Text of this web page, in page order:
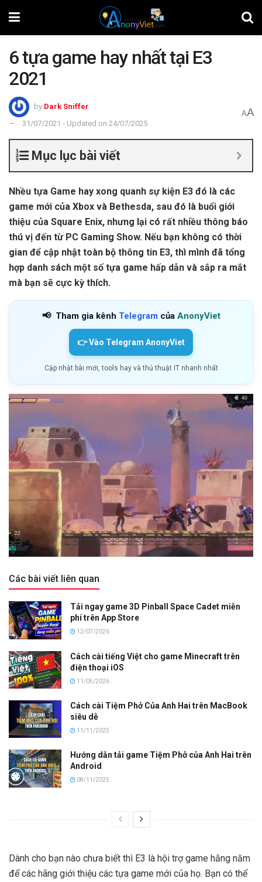
6 tựa game hay nhất tại E3
2021
by Dark Sniffer
31/07/2021 - Updated on 24/07/2025
AA
Mục lục bài viết
Nhều tựa Game hay xong quanh sự kiện E3 đó là các
game mới của Xbox và Bethesda, sau đó là buổi giới
thiệu của Square Enix, nhưng lại có rất nhiều thông báo
thú vị đến từ PC Gaming Show. Nếu bạn không có thời
gian để cập nhật toàn bộ thông tin E3, thì mình đã tổng
hợp danh sách một số tựa game hấp dẫn và sắp ra mắt
mà bạn sẽ cực kỳ thích.
📢 Tham gia kênh Telegram của AnonyViet
👉 Vào Telegram AnonyViet
Cập nhật bài mới, tools hay và thủ thuật IT nhanh nhất
Các bài viết liên quan
Tải ngay game 3D Pinball Space Cadet miễn
phí trên App Store
12/07/2026
Cách cài tiếng Việt cho game Minecraft trên
điện thoại iOS
11/05/2026
Cách cài Tiệm Phở Của Anh Hai trên MacBook
siêu dễ
11/11/2025
Hướng dẫn tải game Tiệm Phở của Anh Hai trên
Android
08/11/2025
Dành cho bạn nào chưa biết thì E3 là hội trợ game hằng năm
để các hãng giới thiệu các tựa game mới của họ. Bạn có thể